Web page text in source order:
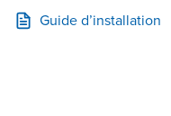
Guide d’installation